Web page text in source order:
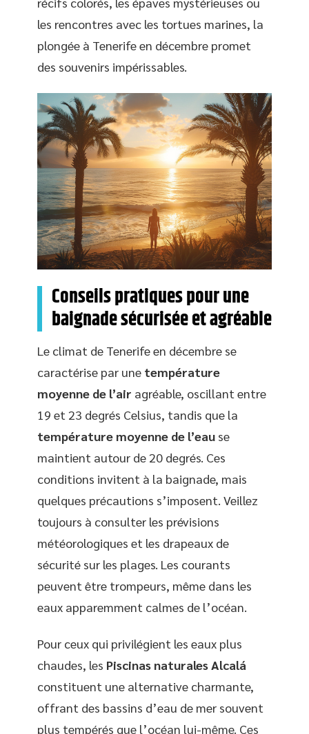
les rencontres avec les tortues marines, la
plongée à Tenerife en décembre promet
des souvenirs impérissables.
Conseils pratiques pour une
baignade sécurisée et agréable
Le climat de Tenerife en décembre se
caractérise par une température
moyenne de l’air agréable, oscillant entre
19 et 23 degrés Celsius, tandis que la
température moyenne de l’eau se
maintient autour de 20 degrés. Ces
conditions invitent à la baignade, mais
quelques précautions s’imposent. Veillez
toujours à consulter les prévisions
météorologiques et les drapeaux de
sécurité sur les plages. Les courants
peuvent être trompeurs, même dans les
eaux apparemment calmes de l’océan.
Pour ceux qui privilégient les eaux plus
chaudes, les Piscinas naturales Alcalá
constituent une alternative charmante,
offrant des bassins d’eau de mer souvent
plus tempérés que l’océan lui-même. Ces